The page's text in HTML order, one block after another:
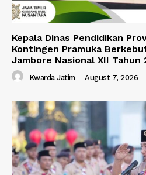
Kepala Dinas Pendidikan
Kontingen Pramuka
Jambore Nasional XII Tahun
Kwarda Jatim - August 7, 2026